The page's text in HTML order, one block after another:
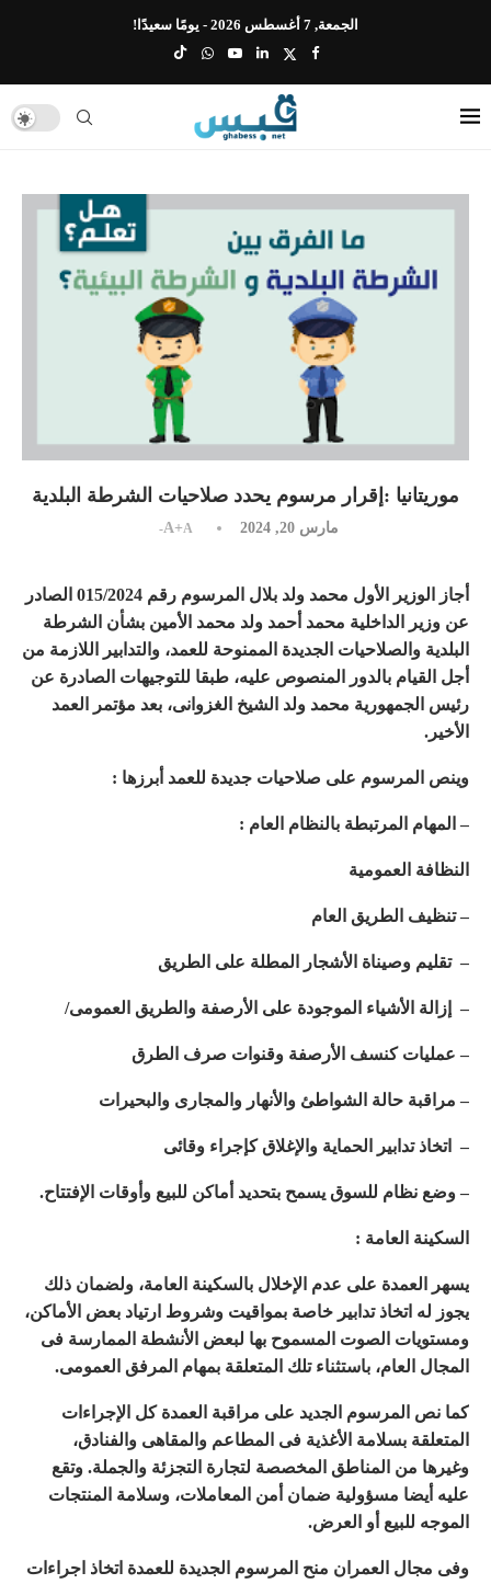
الجمعة, 7 أغسطس 2026 - يومًا سعيدًا!
موريتانيا :إقرار مرسوم يحدد صلاحيات الشرطة البلدية
مارس 20, 2024 A+A-
أجاز الوزير الأول محمد ولد بلال المرسوم رقم 015/2024 الصادر
عن وزير الداخلية محمد أحمد ولد محمد الأمين بشأن الشرطة
البلدية والصلاحيات الجديدة الممنوحة للعمد، والتدابير اللازمة من
أجل القيام بالدور المنصوص عليه، طبقا للتوجيهات الصادرة عن
رئيس الجمهورية محمد ولد الشيخ الغزوانى، بعد مؤتمر العمد
الأخير.
وينص المرسوم على صلاحيات جديدة للعمد أبرزها :
– المهام المرتبطة بالنظام العام :
النظافة العمومية
– تنظيف الطريق العام
– تقليم وصيناة الأشجار المطلة على الطريق
– إزالة الأشياء الموجودة على الأرصفة والطريق العمومى/
– عمليات كنسف الأرصفة وقنوات صرف الطرق
– مراقبة حالة الشواطئ والأنهار والمجارى والبحيرات
– اتخاذ تدابير الحماية والإغلاق كإجراء وقائى
– وضع نظام للسوق يسمح بتحديد أماكن للبيع وأوقات الإفتتاح.
السكينة العامة :
يسهر العمدة على عدم الإخلال بالسكينة العامة، ولضمان ذلك
يجوز له اتخاذ تدابير خاصة بمواقيت وشروط ارتياد بعض الأماكن،
ومستويات الصوت المسموح بها لبعض الأنشطة الممارسة فى
المجال العام، باستثناء تلك المتعلقة بمهام المرفق العمومى.
كما نص المرسوم الجديد على مراقبة العمدة كل الإجراءات
المتعلقة بسلامة الأغذية فى المطاعم والمقاهى والفنادق،
وغيرها من المناطق المخصصة لتجارة التجزئة والجملة. وتقع
عليه أيضا مسؤولية ضمان أمن المعاملات، وسلامة المنتجات
الموجه للبيع أو العرض.
وفى مجال العمران منح المرسوم الجديدة للعمدة اتخاذ اجراءات